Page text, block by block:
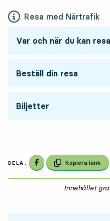
Resa med Närtrafik
Var och när du kan resa
Beställ din resa
Biljetter
DELA: Dela på Facebook
Kopiera länk
Innehållet